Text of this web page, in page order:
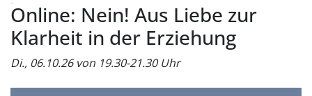
Online: Nein! Aus Liebe zur
Klarheit in der Erziehung
Di., 06.10.26 von 19.30-21.30 Uhr